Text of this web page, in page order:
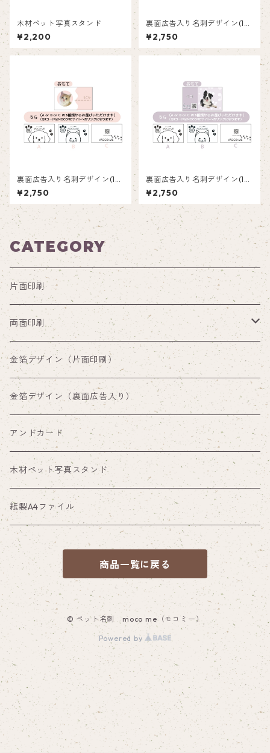
木材ペット写真スタンド
¥2,200
裏面広告入り名刺デザイン(1箱
50枚入り)_ブラウン_BR001a
d
¥2,750
裏面広告入り名刺デザイン(1箱
50枚入り)_ピンク_P003
¥2,750
裏面広告入り名刺デザイン(1箱
50枚入り)_水玉_PD002ad
¥2,750
CATEGORY
片面印刷
両面印刷
両面印刷（裏面通常デザイン）
両面印刷（裏面広告入り）
金箔デザイン（片面印刷）
金箔デザイン（裏面広告入り）
アンドカード
木材ペット写真スタンド
紙製A4ファイル
商品一覧に戻る
© ペット名刺 moco me（モコミー）
Powered by